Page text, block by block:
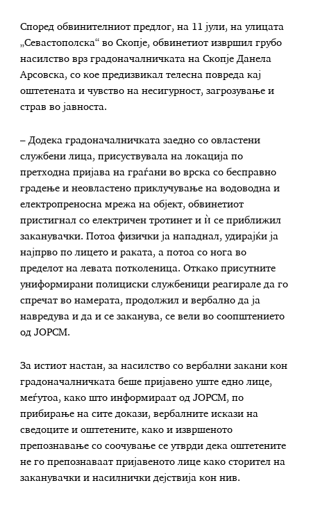
Според обвинителниот предлог, на 11 јули, на улицата
„Севастополска“ во Скопје, обвинетиот извршил грубо
насилство врз градоначалничката на Скопје Данела
Арсовска, со кое предизвикал телесна повреда кај
оштетената и чувство на несигурност, загрозување и
страв во јавноста.
– Додека градоначалничката заедно со овластени
службени лица, присуствувала на локација по
претходна пријава на граѓани во врска со бесправно
градење и неовластено приклучување на водоводна и
електропреносна мрежа на објект, обвинетиот
пристигнал со електричен тротинет и ѝ се приближил
заканувачки. Потоа физички ја нападнал, удирајќи ја
најпрво по лицето и раката, а потоа со нога во
пределот на левата потколеница. Откако присутните
униформирани полициски службеници реагирале да го
спречат во намерата, продолжил и вербално да ја
навредува и да и се заканува, се вели во соопштението
од ЈОРСМ.
За истиот настан, за насилство со вербални закани кон
градоначалничката беше пријавено уште едно лице,
меѓутоа, како што информираат од ЈОРСМ, по
прибирање на сите докази, вербалните искази на
сведоците и оштетените, како и извршеното
препознавање со соочување се утврди дека оштетените
не го препознаваат пријавеното лице како сторител на
заканувачки и насилнички дејствија кон нив.